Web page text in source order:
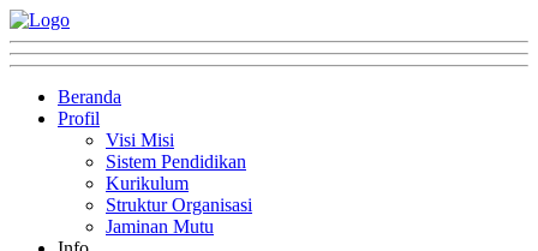
Beranda
Profil
Visi Misi
Sistem Pendidikan
Kurikulum
Struktur Organisasi
Jaminan Mutu